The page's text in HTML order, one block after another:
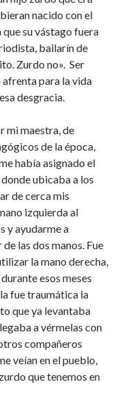
nacido con el
su vástago fuera
bailarín de
Zurdo no». Ser
para la vida
desgracia.
mi maestra, de
de la época,
había asignado el
ubicaba a los
de cerca mis
izquierda al
y ayudarme a
las dos manos. Fue
la mano derecha,
esos meses
fue traumática la
que ya levantaba
a vérmelas con
compañeros
veían en el pueblo,
que tenemos en